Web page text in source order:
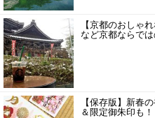
【京都のおしゃ
など京都ならで
【保存版】新春
＆限定御朱印も！